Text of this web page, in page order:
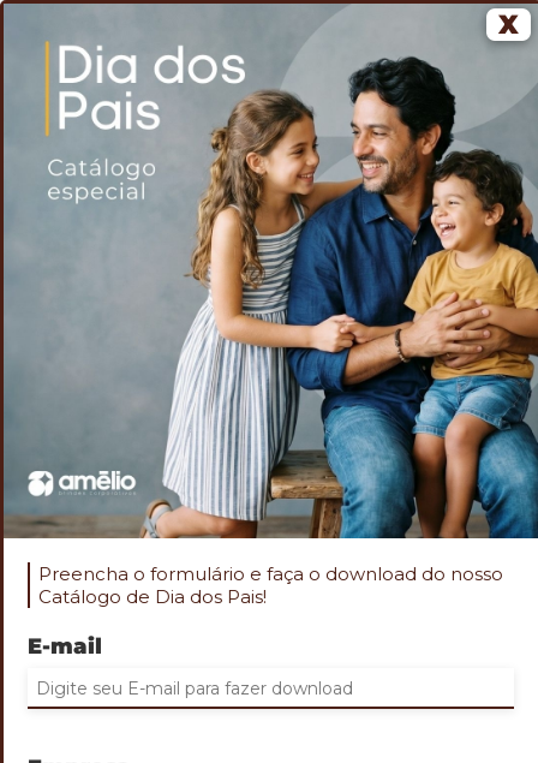
Preencha o formulário e faça o download do nosso
Catálogo de Dia dos Pais!
E-mail
X
Toalha para esporte média
Role o mouse na imagem para aproximar